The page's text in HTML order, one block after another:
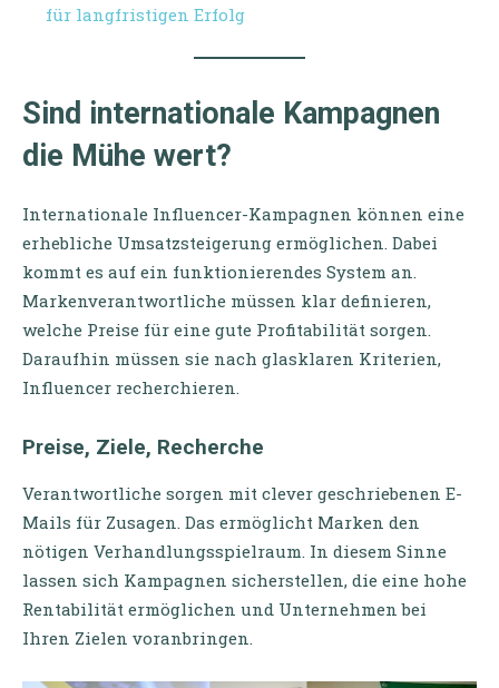
für langfristigen Erfolg
Sind internationale Kampagnen
die Mühe wert?
Internationale Influencer-Kampagnen können eine
erhebliche Umsatzsteigerung ermöglichen. Dabei
kommt es auf ein funktionierendes System an.
Markenverantwortliche müssen klar definieren,
welche Preise für eine gute Profitabilität sorgen.
Daraufhin müssen sie nach glasklaren Kriterien,
Influencer recherchieren.
Preise, Ziele, Recherche
Verantwortliche sorgen mit clever geschriebenen E-
Mails für Zusagen. Das ermöglicht Marken den
nötigen Verhandlungsspielraum. In diesem Sinne
lassen sich Kampagnen sicherstellen, die eine hohe
Rentabilität ermöglichen und Unternehmen bei
Ihren Zielen voranbringen.